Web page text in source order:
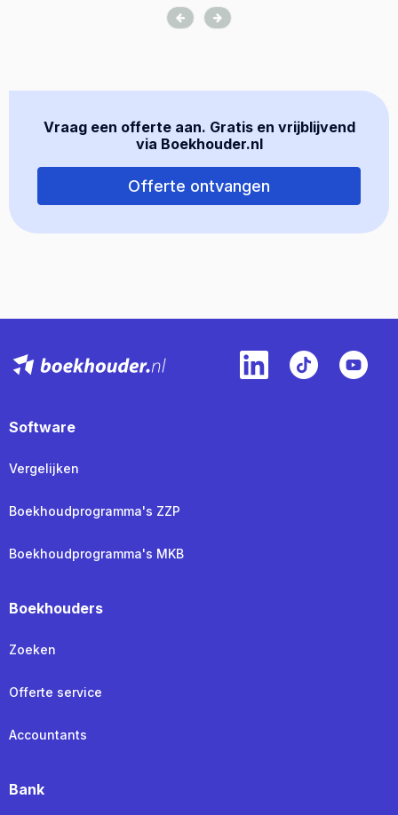
Vraag een offerte aan. Gratis en vrijblijvend
via Boekhouder.nl
Offerte ontvangen
Software
Vergelijken
Boekhoudprogramma's ZZP
Boekhoudprogramma's MKB
Boekhouders
Zoeken
Offerte service
Accountants
Bank